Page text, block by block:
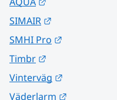
SIMAIR
SMHI Pro
Timbr
Vinterväg
Väderlarm